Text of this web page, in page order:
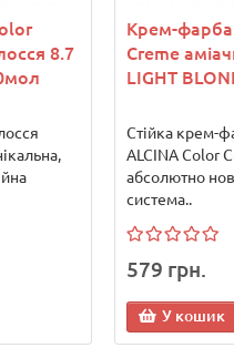
8.7
Крем-фарба
Creme
LIGHT
Стійка крем-
ALCINA Color
абсолютно
система..
579 грн.
У кошик